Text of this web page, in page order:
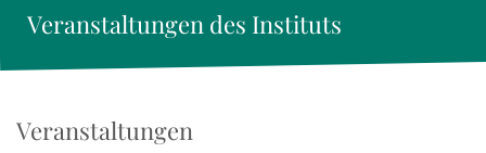
Veranstaltungen des Instituts
Veranstaltungen